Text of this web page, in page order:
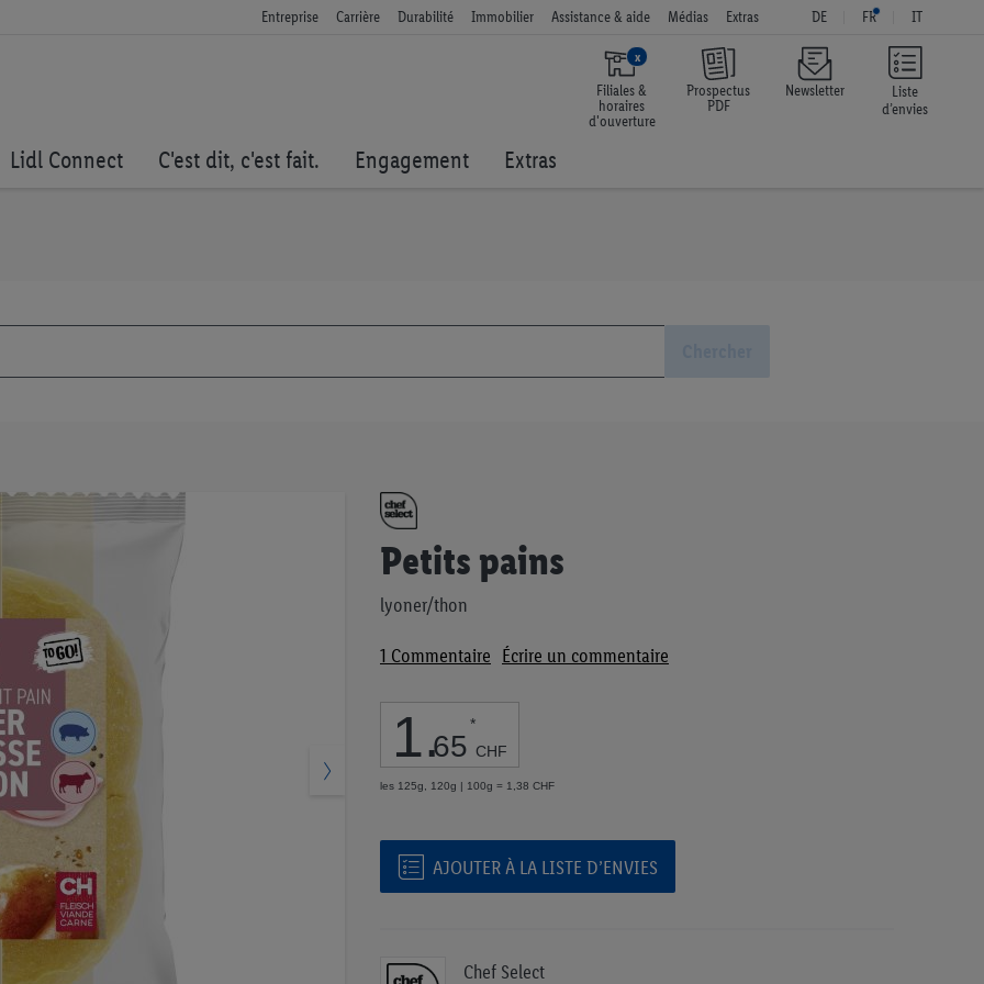
Liste
d’envies
Entreprise Carrière Durabilité Immobilier Assistance & aide Médias Extras DE FR IT
x
Filiales &
horaires
d'ouverture
Prospectus
PDF
Newsletter
Lidl Connect C'est dit, c'est fait. Engagement Extras
Petits pains
lyoner/thon
1 Commentaire Écrire un commentaire
1.65
*
CHF
les 125g, 120g | 100g = 1,38 CHF
AJOUTER À LA LISTE D’ENVIES
Chef Select
Passer
début
Galerie